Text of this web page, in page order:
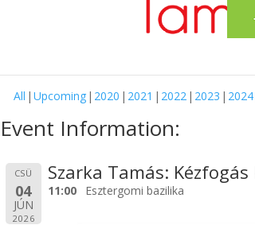
All Upcoming 2020 2021 2022 2023 2024
Event Information:
CSÜ
04
JÚN
2026
Szarka Tamás:
11:00 Esztergomi bazilika